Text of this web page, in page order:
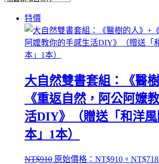
特價
大自然雙書套組：《醫
《重返自然，阿公阿嬤
活DIY》（贈送「和洋
本」1本）
NT$910 原始價格：NT$910。 NT$718